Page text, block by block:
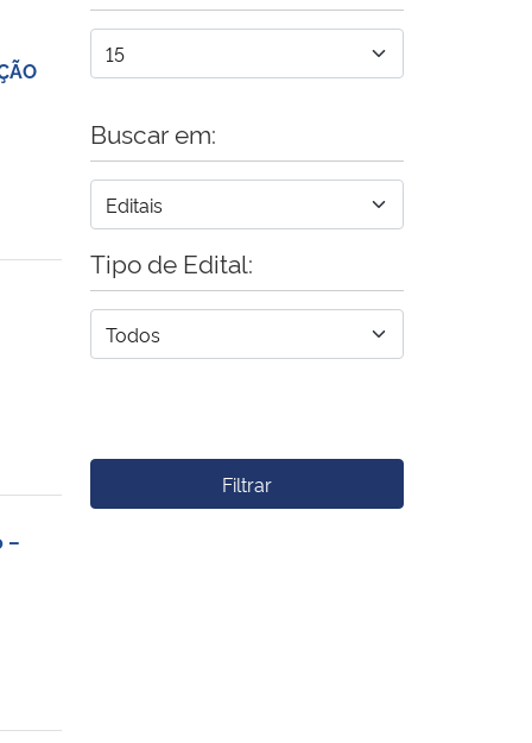
–
Buscar em:
Tipo de Edital:
Filtrar